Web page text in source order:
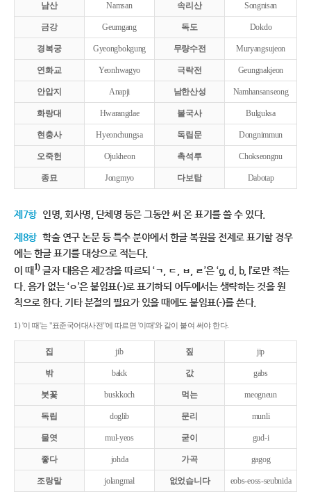
남산 Namsan 속리산 Songnisan
금강 Geumgang 독도 Dokdo
경복궁 Gyeongbokgung 무량수전 Muryangsujeon
연화교 Yeonhwagyo 극락전 Geungnakjeon
안압지 Anapji 남한산성 Namhansanseong
화랑대 Hwarangdae 불국사 Bulguksa
현충사 Hyeonchungsa 독립문 Dongnimmun
오죽헌 Ojukheon 촉석루 Chokseongnu
종묘 Jongmyo 다보탑 Dabotap
제7항 인명, 회사명, 단체명 등은 그동안 써 온 표기를 쓸 수 있다.
제8항 학술 연구 논문 등 특수 분야에서 한글 복원을 전제로 표기할 경우
에는 한글 표기를 대상으로 적는다.
이 때1)글자 대응은 제2장을 따르되 ‘ㄱ, ㄷ, ㅂ, ㄹ’은 ‘g, d, b, l’로만 적는
다. 음가 없는 ‘ㅇ’은 붙임표(-)로 표기하되 어두에서는 생략하는 것을 원
칙으로 한다. 기타 분절의 필요가 있을 때에도 붙임표(-)를 쓴다.
1) '이 때'는 "표준국어대사전"에 따르면 '이때'와 같이 붙여 써야 한다.
집 jib 짚 jip
밖 bakk 값 gabs
붓꽃 buskkoch 먹는 meogneun
독립 doglib 문리 munli
물엿 mul-yeos 굳이 gud-i
좋다 johda 가곡 gagog
조랑말 jolangmal 없었습니다 eobs-eoss-seubnida